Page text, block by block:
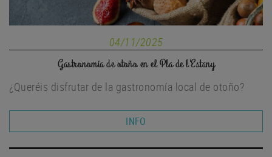
04/11/2025
Gastronomía de otoño en el Pla de l'Estany
¿Queréis disfrutar de la gastronomía local de otoño?
INFO